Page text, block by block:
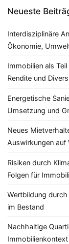
Neueste
Interdisziplinäre
Ökonomie,
Immobilien als
Rendite und
Energetische
Umsetzung und
Neues
Auswirkungen auf
Risiken durch
Folgen für
Wertbildung durch
im Bestand
Nachhaltige
Immobilienkontext